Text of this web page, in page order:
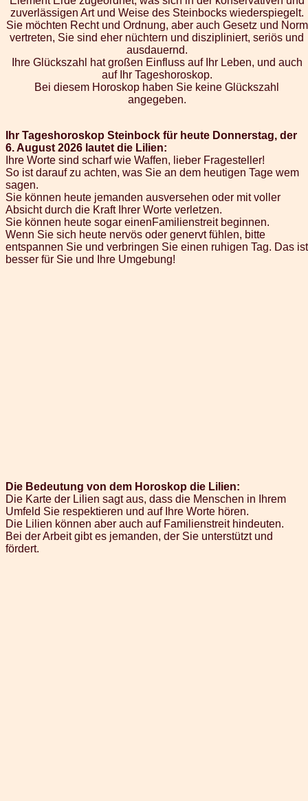
zuverlässigen Art und Weise des Steinbocks wiederspiegelt.
Sie möchten Recht und Ordnung, aber auch Gesetz und Norm
vertreten, Sie sind eher nüchtern und diszipliniert, seriös und
ausdauernd.
Ihre Glückszahl hat großen Einfluss auf Ihr Leben, und auch
auf Ihr Tageshoroskop.
Bei diesem Horoskop haben Sie keine Glückszahl
angegeben.
Ihr Tageshoroskop Steinbock für heute Donnerstag, der
6. August 2026 lautet die Lilien:
Ihre Worte sind scharf wie Waffen, lieber Fragesteller!
So ist darauf zu achten, was Sie an dem heutigen Tage wem
sagen.
Sie können heute jemanden ausversehen oder mit voller
Absicht durch die Kraft Ihrer Worte verletzen.
Sie können heute sogar einenFamilienstreit beginnen.
Wenn Sie sich heute nervös oder genervt fühlen, bitte
entspannen Sie und verbringen Sie einen ruhigen Tag. Das ist
besser für Sie und Ihre Umgebung!
Die Bedeutung von dem Horoskop die Lilien:
Die Karte der Lilien sagt aus, dass die Menschen in Ihrem
Umfeld Sie respektieren und auf Ihre Worte hören.
Die Lilien können aber auch auf Familienstreit hindeuten.
Bei der Arbeit gibt es jemanden, der Sie unterstützt und
fördert.